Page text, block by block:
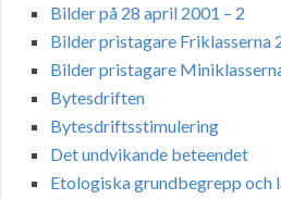
Bilder på 28 april 2001 – 2
Bilder pristagare Friklasserna
Bilder pristagare
Bytesdriften
Bytesdriftsstimulering
Det undvikande beteendet
Etologiska grundbegrepp och